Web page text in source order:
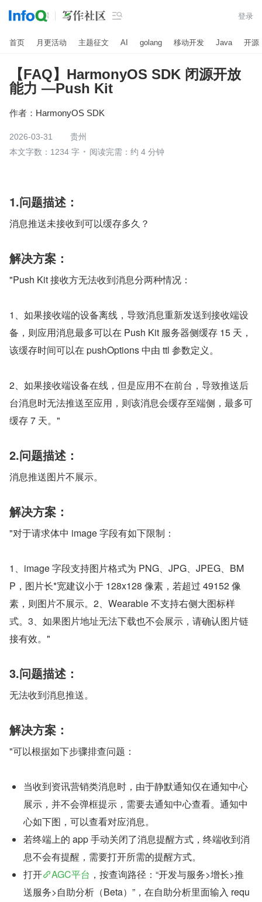
 登录
首页 月更活动 主题征文 AI golang 移动开发 Java 开源
【FAQ】HarmonyOS SDK 闭源开放
能力 —Push Kit
作者： HarmonyOS SDK
2026-03-31
贵州
本文字数：1234 字
阅读完需：约 4 分钟
1.问题描述：
消息推送未接收到可以缓存多久？
解决方案：
"Push Kit 接收方无法收到消息分两种情况：
1、如果接收端的设备离线，导致消息重新发送到接收端设
备，则应用消息最多可以在 Push Kit 服务器侧缓存 15 天，
该缓存时间可以在 pushOptions 中由 ttl 参数定义。
2、如果接收端设备在线，但是应用不在前台，导致推送后
台消息时无法推送至应用，则该消息会缓存至端侧，最多可
缓存 7 天。"
2.问题描述：
消息推送图片不展示。
解决方案：
"对于请求体中 image 字段有如下限制：
1、image 字段支持图片格式为 PNG、JPG、JPEG、BM
P，图片长*宽建议小于 128x128 像素，若超过 49152 像
素，则图片不展示。2、Wearable 不支持右侧大图标样
式。3、如果图片地址无法下载也不会展示，请确认图片链
接有效。"
3.问题描述：
无法收到消息推送。
解决方案：
"可以根据如下步骤排查问题：
当收到资讯营销类消息时，由于静默通知仅在通知中心
展示，并不会弹框提示，需要去通知中心查看。通知中
心如下图，可以查看对应消息。
若终端上的 app 手动关闭了消息提醒方式，终端收到消
息不会有提醒，需要打开所需的提醒方式。
打开
AGC平台 ，按查询路径：“开发与服务>增长>推
送服务>自助分析（Beta）”，在自助分析里面输入 requ